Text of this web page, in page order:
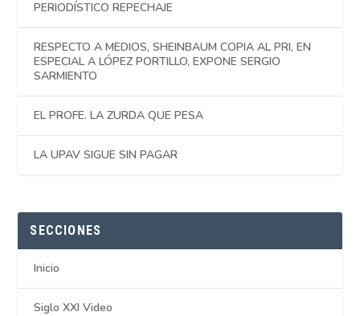
PERIODÍSTICO REPECHAJE
RESPECTO A MEDIOS, SHEINBAUM COPIA AL PRI, EN
ESPECIAL A LÓPEZ PORTILLO, EXPONE SERGIO
SARMIENTO
EL PROFE. LA ZURDA QUE PESA
LA UPAV SIGUE SIN PAGAR
SECCIONES
Inicio
Siglo XXI Video